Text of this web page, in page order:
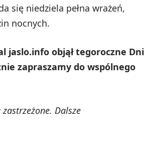
się niedziela pełna wrażeń,
nocnych.
jaslo.info objął tegoroczne Dni
zapraszamy do wspólnego
Dalsze